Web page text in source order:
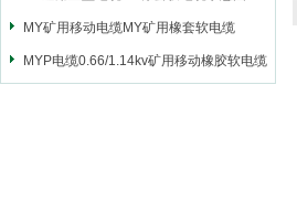
MY矿用移动电缆MY矿用橡套软电缆
MYP电缆0.66/1.14kv矿用移动橡胶软电缆